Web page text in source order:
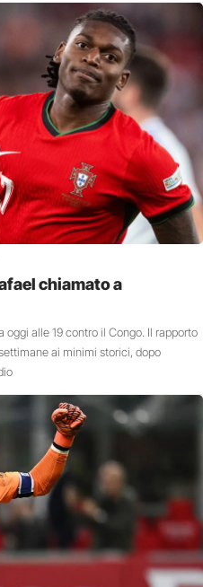
chiamato a
alle 19 contro il Congo. Il rapporto
ai minimi storici, dopo